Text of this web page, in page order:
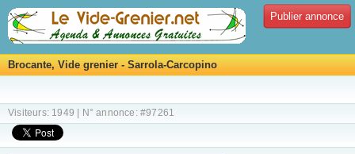
Publier annonce
Brocante, Vide grenier - Sarrola-Carcopino
Visiteurs: 1949 | N° annonce: #97261